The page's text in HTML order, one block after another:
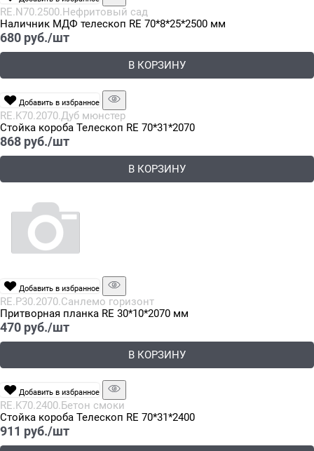
RE.N70.2500.Нефритовый сад
Наличник МДФ телескоп RE 70*8*25*2500 мм
680 руб./шт
В КОРЗИНУ
Добавить в избранное
RE.K70.2070.Дуб мюнстер
Стойка короба Телескоп RE 70*31*2070
868 руб./шт
В КОРЗИНУ
Добавить в избранное
RE.P30.2070.Санлемо горизонт
Притворная планка RE 30*10*2070 мм
470 руб./шт
В КОРЗИНУ
Добавить в избранное
RE.K70.2400.Бетон смоки
Стойка короба Телескоп RE 70*31*2400
911 руб./шт